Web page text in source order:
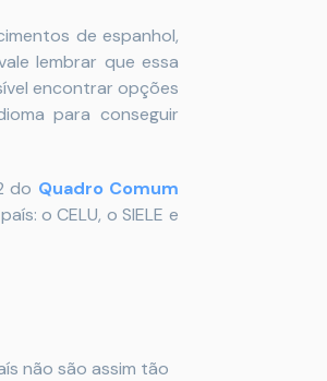
de espanhol,
lembrar que essa
encontrar opções
para conseguir
do Quadro Comum
o CELU, o SIELE e
não são assim tão